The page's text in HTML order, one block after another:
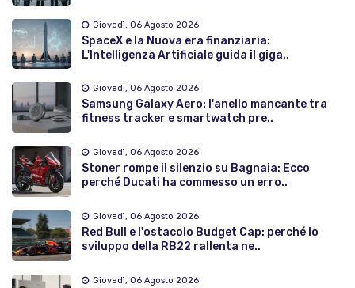
Giovedì, 06 Agosto 2026
SpaceX e la Nuova era finanziaria:
L'Intelligenza Artificiale guida il giga..
Giovedì, 06 Agosto 2026
Samsung Galaxy Aero: l'anello mancante tra
fitness tracker e smartwatch pre..
Giovedì, 06 Agosto 2026
Stoner rompe il silenzio su Bagnaia: Ecco
perché Ducati ha commesso un erro..
Giovedì, 06 Agosto 2026
Red Bull e l'ostacolo Budget Cap: perché lo
sviluppo della RB22 rallenta ne..
Giovedì, 06 Agosto 2026